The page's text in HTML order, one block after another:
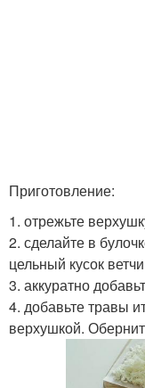
Приготовление:
1. отрежьте
2. сделайте в
цельный кусок
3. аккуратно
4. добавьте травы
верхушкой.